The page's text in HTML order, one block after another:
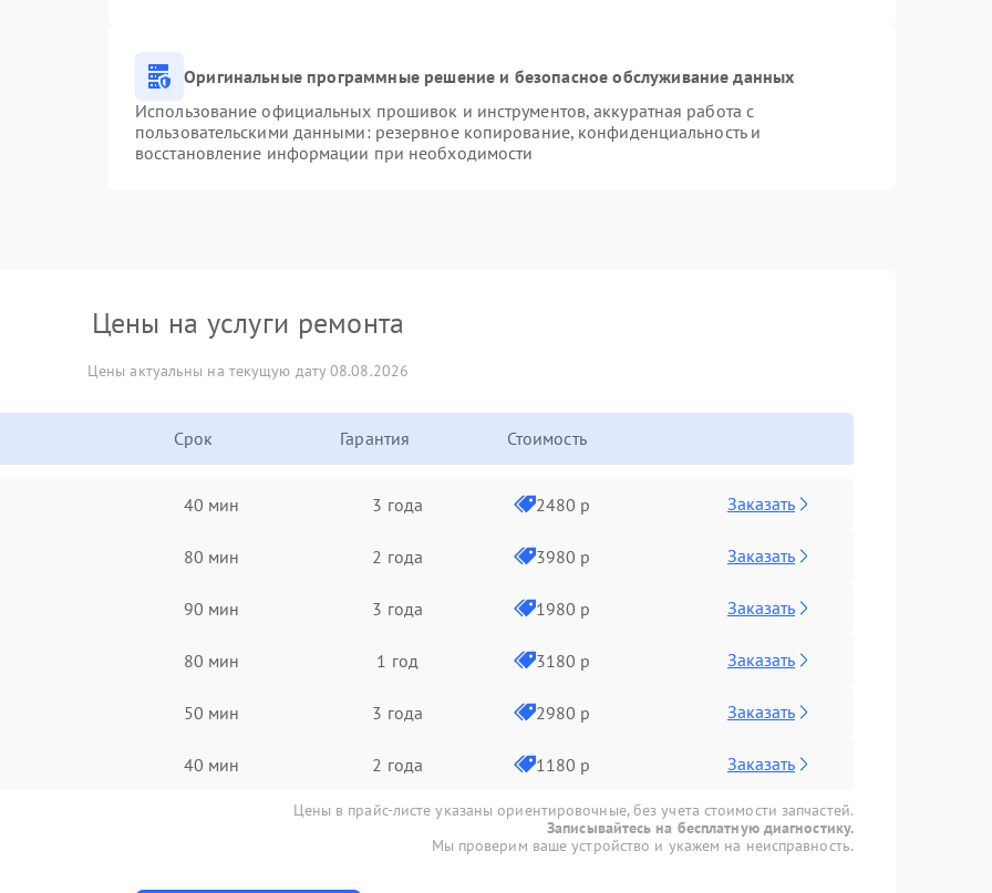
Оригинальные программные решение и безопасное обслуживание данных
Использование официальных прошивок и инструментов, аккуратная работа с
пользовательскими данными: резервное копирование, конфиденциальность и
восстановление информации при необходимости
Цены на услуги ремонта
Цены актуальны на текущую дату 08.08.2026
Срок Гарантия Стоимость
40 мин 3 года 2480 р Заказать
80 мин 2 года 3980 р Заказать
90 мин 3 года 1980 р Заказать
80 мин 1 год 3180 р Заказать
50 мин 3 года 2980 р Заказать
40 мин 2 года 1180 р Заказать
Цены в прайс-листе указаны ориентировочные, без учета стоимости запчастей.
Записывайтесь на бесплатную диагностику.
Мы проверим ваше устройство и укажем на неисправность.